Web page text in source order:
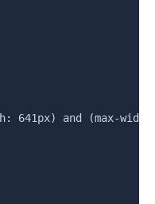
641px) and (max-